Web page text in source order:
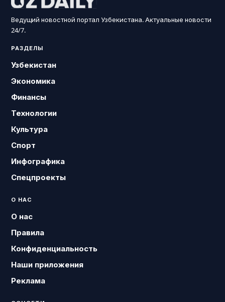
Ведущий новостной портал Узбекистана. Актуальные новости
24/7.
РАЗДЕЛЫ
Узбекистан
Экономика
Финансы
Технологии
Культура
Спорт
Инфографика
Спецпроекты
О НАС
О нас
Правила
Конфиденциальность
Наши приложения
Реклама